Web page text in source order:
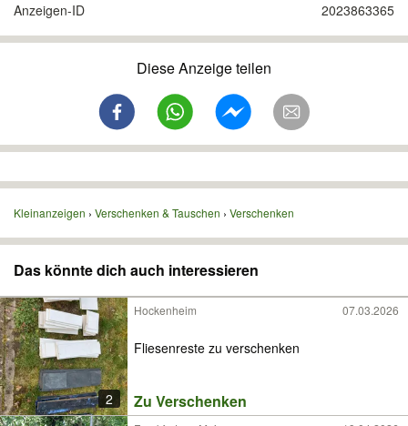
Anzeigen-ID 2023863365
Diese Anzeige teilen
Kleinanzeigen Verschenken & Tauschen Verschenken
Das könnte dich auch interessieren
2
Hockenheim 07.03.2026
Fliesenreste zu verschenken
Zu Verschenken